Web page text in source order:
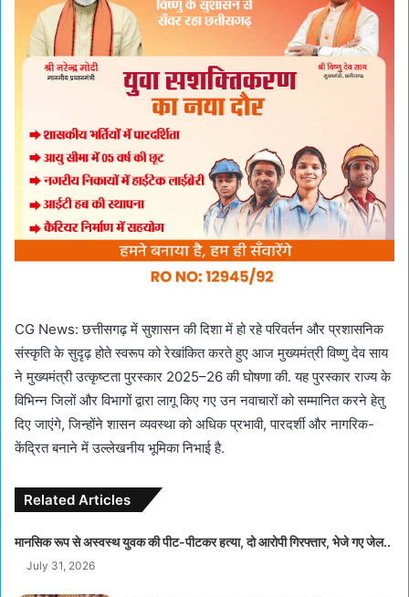
CG News: छत्तीसगढ़ में सुशासन की दिशा में हो रहे परिवर्तन और प्रशासनिक
संस्कृति के सुदृढ़ होते स्वरूप को रेखांकित करते हुए आज मुख्यमंत्री विष्णु देव साय
ने मुख्यमंत्री उत्कृष्टता पुरस्कार 2025–26 की घोषणा की. यह पुरस्कार राज्य के
विभिन्न जिलों और विभागों द्वारा लागू किए गए उन नवाचारों को सम्मानित करने हेतु
दिए जाएंगे, जिन्होंने शासन व्यवस्था को अधिक प्रभावी, पारदर्शी और नागरिक-
केंद्रित बनाने में उल्लेखनीय भूमिका निभाई है.
Related Articles
मानसिक रूप से अस्वस्थ युवक की पीट-पीटकर हत्या, दो आरोपी गिरफ्तार, भेजे गए जेल..
July 31, 2026